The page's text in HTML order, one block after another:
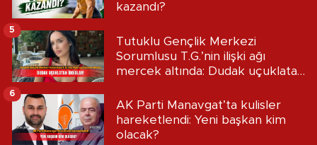
kazandı?
Tutuklu Gençlik Merkezi
Sorumlusu T.G.’nin ilişki ağı
mercek altında: Dudak uçuklatan
5
AK Parti Manavgat’ta kulisler
hareketlendi: Yeni başkan kim
olacak?
6